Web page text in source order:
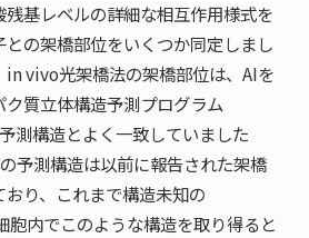
基レベルの詳細な相互作用様式を
の架橋部位をいくつか同定しまし
in vivo光架橋法の架橋部位は、AIを
質立体構造予測プログラム
測構造とよく一致していました
予測構造は以前に報告された架橋
り、これまで構造未知の
内でこのような構造を取り得ると